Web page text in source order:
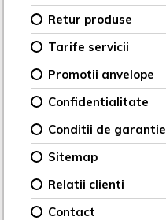
Retur produse
Tarife servicii
Promotii anvelope
Confidentialitate
Conditii de garantie
Sitemap
Relatii clienti
Contact